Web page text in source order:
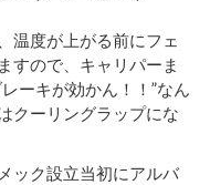
温度が上がる前にフェ
すので、キャリパーま
ーキが効かん！！”なん
クーリングラップにな
ック設立当初にアルバ